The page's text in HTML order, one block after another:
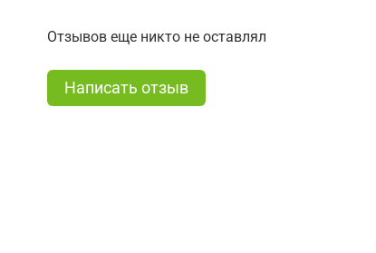
Отзывов еще никто не оставлял
Написать отзыв